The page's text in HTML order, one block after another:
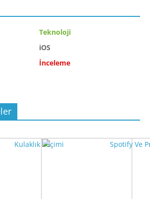
Teknoloji
iOS
İnceleme